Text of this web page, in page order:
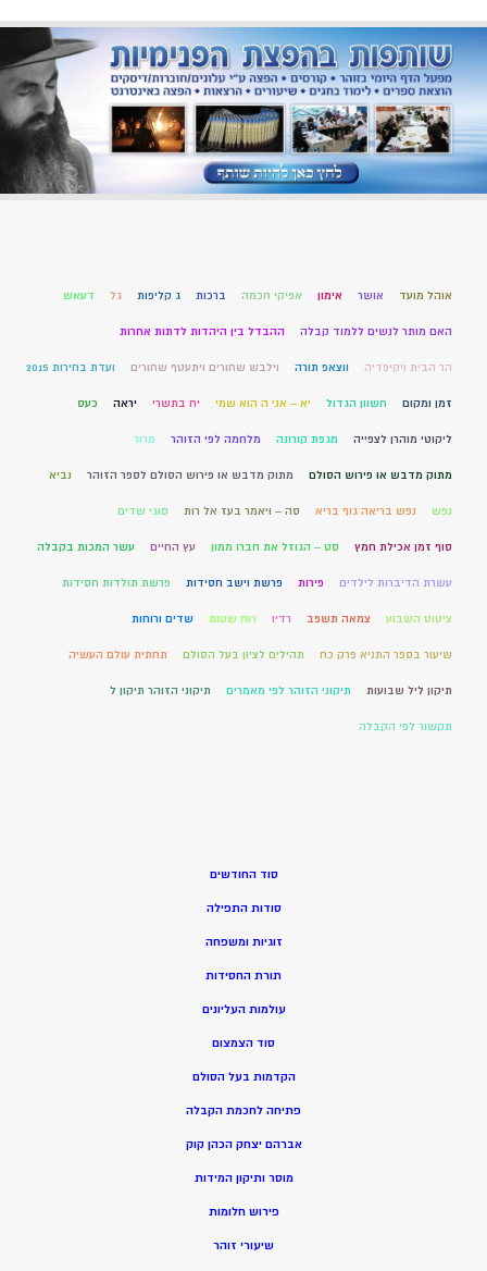
אוהל מועד אושר אימון אפיקי חכמה ברכות ג קליפות גל דעאש
האם מותר לנשים ללמוד קבלה ההבדל בין היהדות לדתות אחרות
הר הבית ויקיפדיה ווצאפ תורה וילבש שחורים ויתעטף שחורים ועדת בחירות 2015
זמן ומקום חשוון הגדול יא – אני ה הוא שמי יח בתשרי יראה כעס
ליקוטי מוהרן לצפייה מגפת קורונה מלחמה לפי הזוהר מרור
מתוק מדבש או פירוש הסולם מתוק מדבש או פירוש הסולם לספר הזוהר נביא
נפש נפש בריאה גוף בריא סה – ויאמר בעז אל רות סוגי שדים
סוף זמן אכילת חמץ סט – הגוזל את חברו ממון עץ החיים עשר המכות בקבלה
עשרת הדיברות לילדים פירות פרשת וישב חסידות פרשת תולדות חסידות
ציטוט השבוע צמאה תשפב רדיו רוח שטות שדים ורוחות
שיעור בספר התניא פרק כח תהילים לציון בעל הסולם תחתית עולם העשיה
תיקון ליל שבועות תיקוני הזוהר לפי מאמרים תיקוני הזוהר תיקון ל
תקשור לפי הקבלה
סוד החודשים
סודות התפילה
זוגיות ומשפחה
תורת החסידות
עולמות העליונים
סוד הצמצום
הקדמות בעל הסולם
פתיחה לחכמת הקבלה
אברהם יצחק הכהן קוק
מוסר ותיקון המידות
פירוש חלומות
שיעורי זוהר